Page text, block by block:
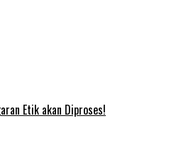
Etik akan Diproses!